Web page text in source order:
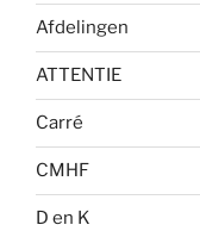
Afdelingen
ATTENTIE
Carré
CMHF
D en K